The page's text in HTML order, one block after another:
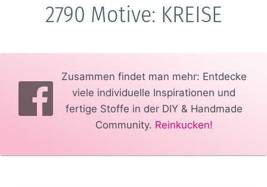
2790 Motive: KREISE
Zusammen findet man mehr: Entdecke
viele individuelle Inspirationen und
fertige Stoffe in der DIY & Handmade
Community. Reinkucken!